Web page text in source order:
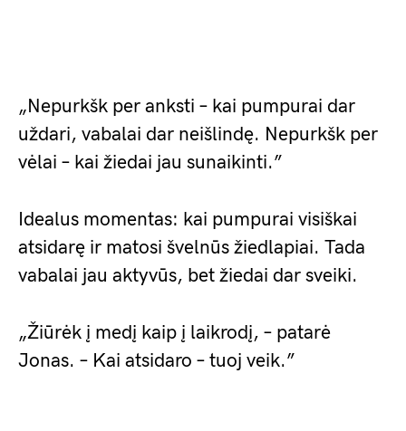
„Nepurkšk per anksti – kai pumpurai dar
uždari, vabalai dar neišlindę. Nepurkšk per
vėlai – kai žiedai jau sunaikinti.”
Idealus momentas: kai pumpurai visiškai
atsidarę ir matosi švelnūs žiedlapiai. Tada
vabalai jau aktyvūs, bet žiedai dar sveiki.
„Žiūrėk į medį kaip į laikrodį, – patarė
Jonas. – Kai atsidaro – tuoj veik.”